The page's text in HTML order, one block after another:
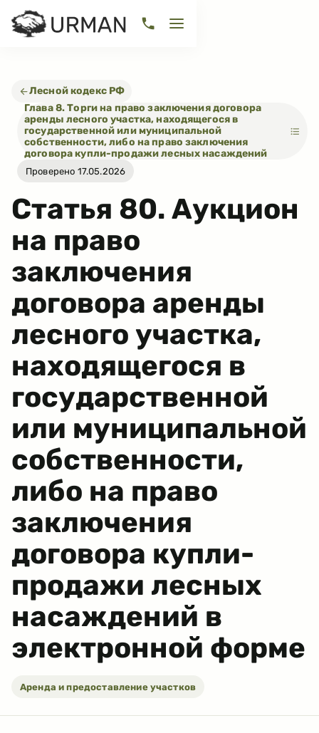
Лесной кодекс РФ
Глава 8. Торги на право заключения договора
аренды лесного участка, находящегося в
государственной или муниципальной
собственности, либо на право заключения
договора купли-продажи лесных насаждений
Проверено 17.05.2026
Статья 80. Аукцион
на право
заключения
договора аренды
лесного участка,
находящегося в
государственной
или муниципальной
собственности,
либо на право
заключения
договора купли-
продажи лесных
насаждений в
электронной форме
Аренда и предоставление участков